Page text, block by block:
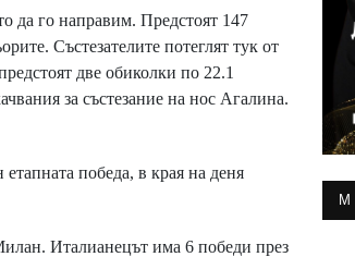
да го направим. Предстоят 147
Състезателите потеглят тук от
две обиколки по 22.1
за състезание на нос Агалина.
победа, в края на деня
Италианецът има 6 победи през